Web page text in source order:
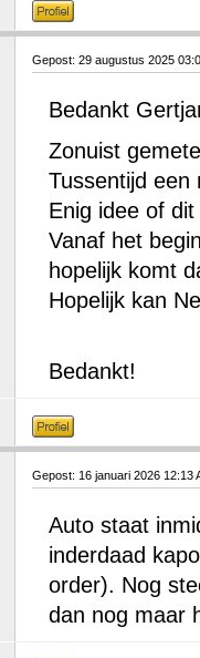
Gepost: 29 augustus 2025
Bedankt
Zonuist
Tussentijd een
Enig idee of
Vanaf het
hopelijk komt
Hopelijk kan
Bedankt!
Gepost: 16 januari 2026 12:13
Auto staat
inderdaad
order). Nog
dan nog maar